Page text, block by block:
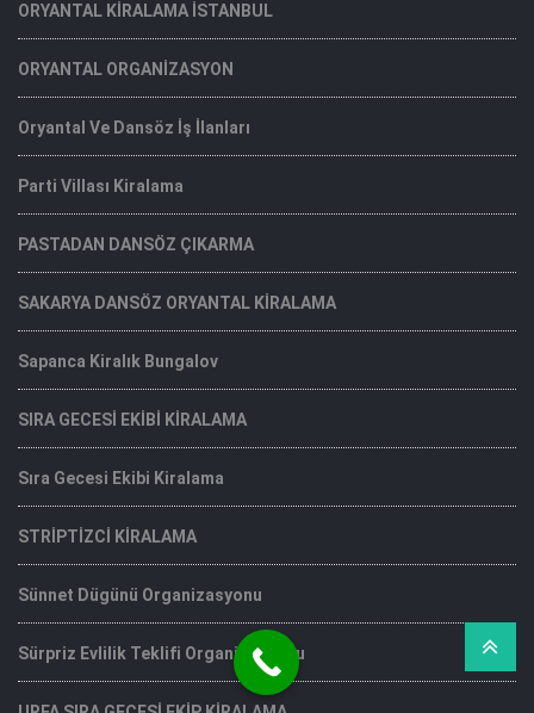
ORYANTAL KİRALAMA İSTANBUL
ORYANTAL ORGANİZASYON
Oryantal Ve Dansöz İş İlanları
Parti Villası Kiralama
PASTADAN DANSÖZ ÇIKARMA
SAKARYA DANSÖZ ORYANTAL KİRALAMA
Sapanca Kiralık Bungalov
SIRA GECESİ EKİBİ KİRALAMA
Sıra Gecesi Ekibi Kiralama
STRİPTİZCİ KİRALAMA
Sünnet Dügünü Organizasyonu
Sürpriz Evlilik Teklifi Organizasyonu